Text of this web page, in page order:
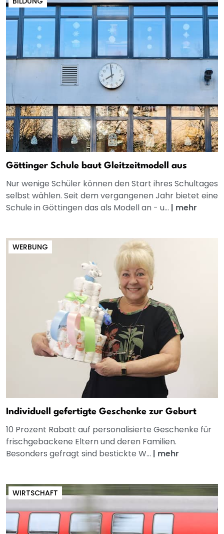
Göttinger Schule baut Gleitzeitmodell aus
Nur wenige Schüler können den Start ihres Schultages
selbst wählen. Seit dem vergangenen Jahr bietet eine
Schule in Göttingen das als Modell an - u... | mehr
WERBUNG
Individuell gefertigte Geschenke zur Geburt
10 Prozent Rabatt auf personalisierte Geschenke für
frischgebackene Eltern und deren Familien.
Besonders gefragt sind bestickte W... | mehr
WIRTSCHAFT